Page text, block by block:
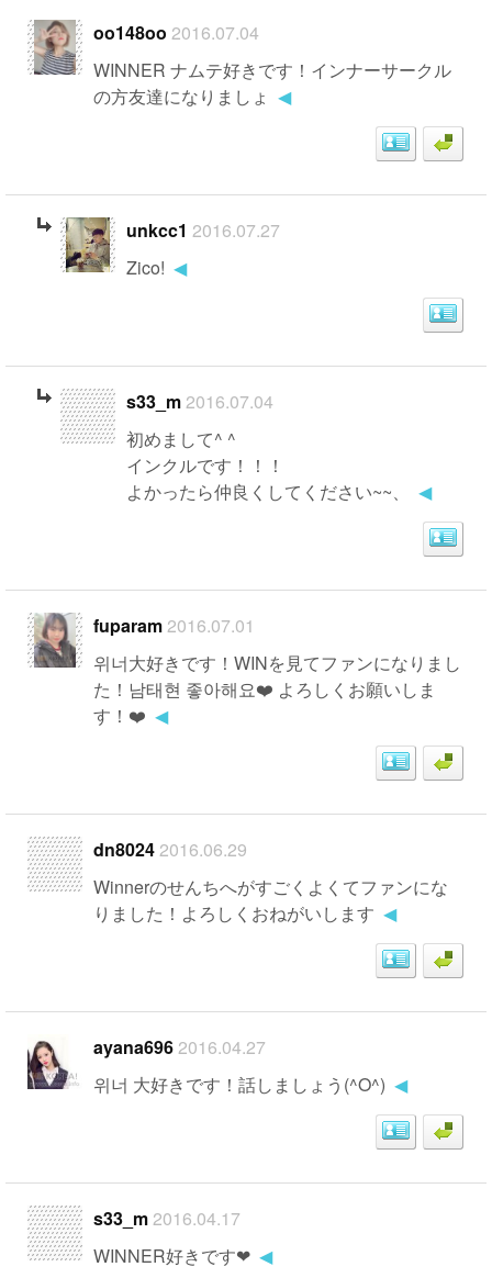
oo148oo 2016.07.04
WINNER ナムテ好きです！インナーサークル
の方友達になりましょ ◀
unkcc1 2016.07.27
Zico! ◀
s33_m2016.07.04
初めまして^ ^
インクルです！！！
よかったら仲良くしてください~~、
◀
fuparam2016.07.01
위너大好きです！WINを見てファンになりまし
た！남태현 좋아해요❤️ よろしくお願いしま
す！❤️ ◀
dn80242016.06.29
Winnerのせんちへがすごくよくてファンにな
りました！よろしくおねがいします ◀
ayana6962016.04.27
위너 大好きです！話しましょう(^O^) ◀
s33_m2016.04.17
WINNER好きです❤︎ ◀